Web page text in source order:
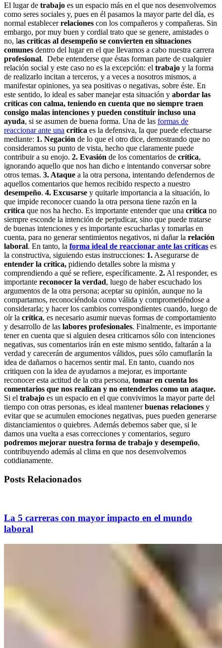
El lugar de trabajo es un espacio más en el que nos desenvolvemos
como seres sociales y, pues en él pasamos la mayor parte del día, es
normal establecerrelaciones con los compañeros y compañeras. Sin
embargo, por muy buen y cordial trato que se genere, amistades o
no, las críticas al desempeño se convierten en situaciones
comunes dentro del lugar en el que llevamos a cabo nuestra carrera
profesional. Debe entenderse que éstas forman parte de cualquier
relación social y este caso no es la excepción: el trabajo y la forma
de realizarlo incitan a terceros, y a veces a nosotros mismos, a
manifestar opiniones, ya sea positivas o negativas, sobre éste. En
este sentido, lo ideal es saber manejar esta situación y abordar las
críticas con calma, teniendo en cuenta que no siempre traen
consigo malas intenciones y pueden constituir incluso una
ayuda, si se asumen de buena forma. Una de las formas de
reaccionar ante una crítica es la defensiva, la que puede efectuarse
mediante: 1. Negación de lo que el otro dice, demostrando que no
consideramos su punto de vista, hecho que claramente puede
contribuir a su enojo. 2. Evasión de los comentarios de crítica,
ignorando aquello que nos han dicho e intentando conversar sobre
otros temas. 3. Ataque a la otra persona, intentando defendernos de
aquellos comentarios que hemos recibido respecto a nuestro
desempeño. 4. Excusarse y quitarle importancia a la situación, lo
que impide reconocer cuando la otra persona tiene razón en la
crítica que nos ha hecho. Es importante entender que una crítica no
siempre esconde la intención de perjudicar, sino que puede tratarse
de buenas intenciones y es importante escucharlas y tomarlas en
cuenta, para no generar sentimientos negativos, ni dañar la relación
laboral. En tanto, la forma ideal de reaccionar ante las críticas es
la constructiva, siguiendo estas instrucciones: 1. Asegurarse de
entender la crítica, pidiendo detalles sobre la misma y
comprendiendo a qué se refiere, específicamente. 2. Al responder, es
importante reconocer la verdad, luego de haber escuchado los
argumentos de la otra persona; aceptar su opinión, aunque no la
compartamos, reconociéndola como válida y comprometiéndose a
considerarla; y hacer los cambios correspondientes cuando, luego de
oír la crítica, es necesario asumir nuevas formas de comportamiento
y desarrollo de las labores profesionales. Finalmente, es importante
tener en cuenta que si alguien desea criticarnos sólo con intenciones
negativas, sus comentarios irán en este mismo sentido, faltarán a la
verdad y carecerán de argumentos válidos, pues sólo camuflarán la
idea de dañarnos o hacernos sentir mal. En tanto, cuando nos
critiquen con la idea de ayudarnos a mejorar, es importante
reconocer esta actitud de la otra persona, tomar en cuenta los
comentarios que nos realizan y no entenderlos como un ataque.
Si el trabajo es un espacio en el que convivimos la mayor parte del
tiempo con otras personas, es ideal mantenerbuenas relaciones y
evitar que se acumulen emociones negativas, pues pueden generarse
distanciamientos o quiebres. Además debemos saber que, si le
damos una vuelta a esas correcciones y comentarios, seguro
podremos mejorar nuestra forma de trabajo y desempeño,
contribuyendo además al clima en que nos desenvolvemos
cotidianamente.
Posts Relacionados
La 5 carreras con mayor impacto en el mundo
laboral